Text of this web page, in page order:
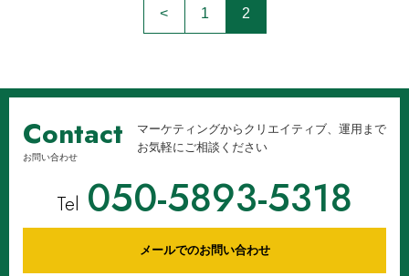
< 1 2
Contact
お問い合わせ
マーケティングからクリエイティブ、運用まで
お気軽にご相談ください
Tel 050-5893-5318
メールでのお問い合わせ